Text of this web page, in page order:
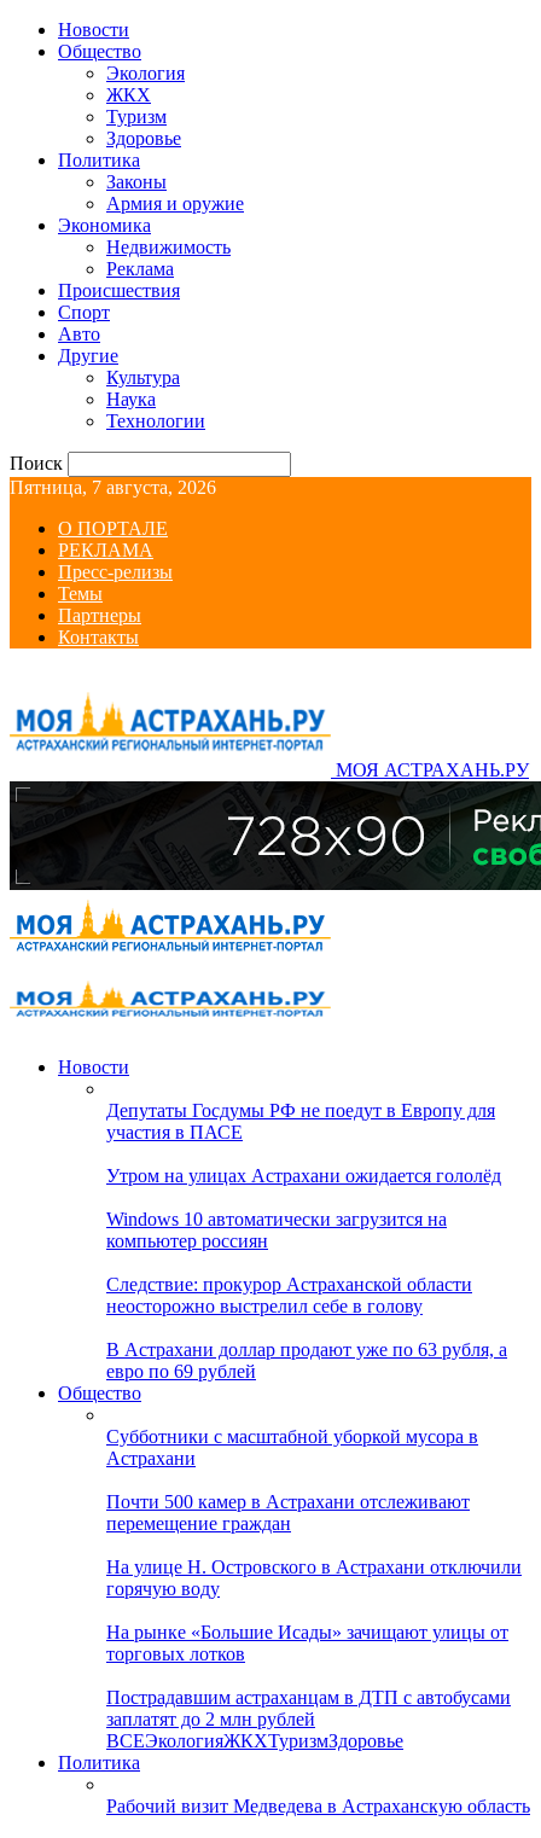
Новости
Общество
Экология
ЖКХ
Туризм
Здоровье
Политика
Законы
Армия и оружие
Экономика
Недвижимость
Реклама
Происшествия
Спорт
Авто
Другие
Культура
Наука
Технологии
Поиск
Пятница, 7 августа, 2026
О ПОРТАЛЕ
РЕКЛАМА
Пресс-релизы
Темы
Партнеры
Контакты
МОЯ АСТРАХАНЬ.РУ
Новости
Депутаты Госдумы РФ не поедут в Европу для
участия в ПАСЕ
Утром на улицах Астрахани ожидается гололёд
Windows 10 автоматически загрузится на
компьютер россиян
Следствие: прокурор Астраханской области
неосторожно выстрелил себе в голову
В Астрахани доллар продают уже по 63 рубля, а
евро по 69 рублей
Общество
Субботники с масштабной уборкой мусора в
Астрахани
Почти 500 камер в Астрахани отслеживают
перемещение граждан
На улице Н. Островского в Астрахани отключили
горячую воду
На рынке «Большие Исады» зачищают улицы от
торговых лотков
Пострадавшим астраханцам в ДТП с автобусами
заплатят до 2 млн рублей
ВСЕЭкологияЖКХТуризмЗдоровье
Политика
Рабочий визит Медведева в Астраханскую область